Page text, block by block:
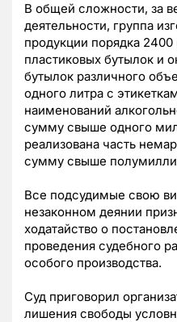
В общей сложности, за
деятельности, группа
продукции порядка 2400
пластиковых бутылок и
бутылок различного
одного литра с
наименований
сумму свыше одного
реализована часть
сумму свыше
Все подсудимые свою
незаконном деянии
ходатайство о
проведения судебного
особого производства.
Суд приговорил
лишения свободы